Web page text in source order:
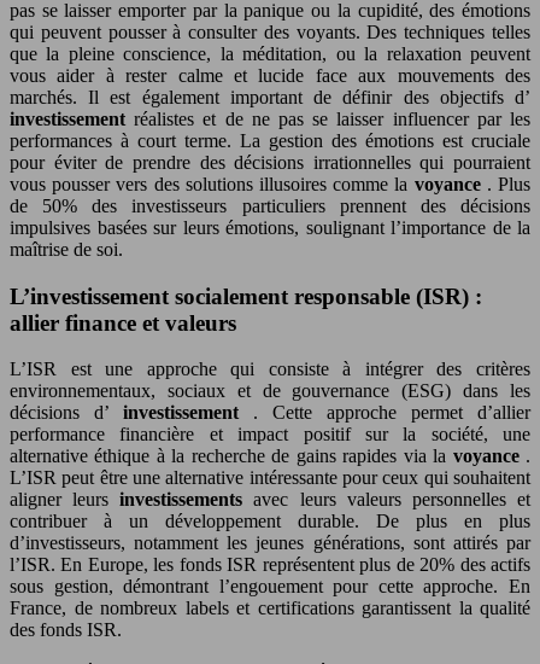
pas se laisser emporter par la panique ou la cupidité, des émotions
qui peuvent pousser à consulter des voyants. Des techniques telles
que la pleine conscience, la méditation, ou la relaxation peuvent
vous aider à rester calme et lucide face aux mouvements des
marchés. Il est également important de définir des objectifs d’
investissementréalistes et de ne pas se laisser influencer par les
performances à court terme. La gestion des émotions est cruciale
pour éviter de prendre des décisions irrationnelles qui pourraient
vous pousser vers des solutions illusoires comme la voyance . Plus
de 50% des investisseurs particuliers prennent des décisions
impulsives basées sur leurs émotions, soulignant l’importance de la
maîtrise de soi.
L’investissement socialement responsable (ISR) :
allier finance et valeurs
L’ISR est une approche qui consiste à intégrer des critères
environnementaux, sociaux et de gouvernance (ESG) dans les
décisions d’ investissement . Cette approche permet d’allier
performance financière et impact positif sur la société, une
alternative éthique à la recherche de gains rapides via la voyance .
L’ISR peut être une alternative intéressante pour ceux qui souhaitent
aligner leursinvestissementsavec leurs valeurs personnelles et
contribuer à un développement durable. De plus en plus
d’investisseurs, notamment les jeunes générations, sont attirés par
l’ISR. En Europe, les fonds ISR représentent plus de 20% des actifs
sous gestion, démontrant l’engouement pour cette approche. En
France, de nombreux labels et certifications garantissent la qualité
des fonds ISR.